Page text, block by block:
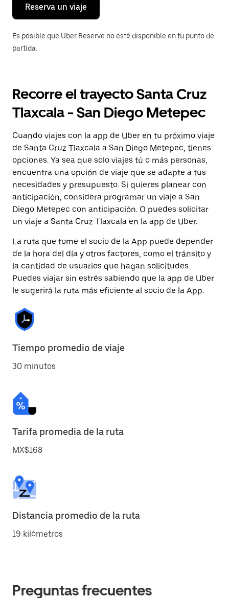
Reserva un viaje
Es posible que Uber Reserve no esté disponible en tu punto de
partida.
Recorre el trayecto Santa Cruz
Tlaxcala - San Diego Metepec
Cuando viajes con la app de Uber en tu próximo viaje
de Santa Cruz Tlaxcala a San Diego Metepec, tienes
opciones. Ya sea que solo viajes tú o más personas,
encuentra una opción de viaje que se adapte a tus
necesidades y presupuesto. Si quieres planear con
anticipación, considera programar un viaje a San
Diego Metepec con anticipación. O puedes solicitar
un viaje a Santa Cruz Tlaxcala en la app de Uber.
La ruta que tome el socio de la App puede depender
de la hora del día y otros factores, como el tránsito y
la cantidad de usuarios que hagan solicitudes.
Puedes viajar sin estrés sabiendo que la app de Uber
le sugerirá la ruta más eficiente al socio de la App.
Tiempo promedio de viaje
30 minutos
Tarifa promedia de la ruta
MX$168
Distancia promedio de la ruta
19 kilómetros
Preguntas frecuentes